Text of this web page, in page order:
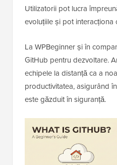
Utilizatorii pot lucra
evoluțiile și pot interacționa
La WPBeginner și în
GitHub pentru dezvoltare.
echipele la distanță ca a
productivitatea, asigurând
este găzduit în siguranță.